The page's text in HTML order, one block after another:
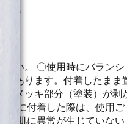
い。 〇使用時にバランシ
があります。付着したまま
のメッキ部分（塗装）が剥
器に付着した際は、使用ご
お肌に異常が生じていない